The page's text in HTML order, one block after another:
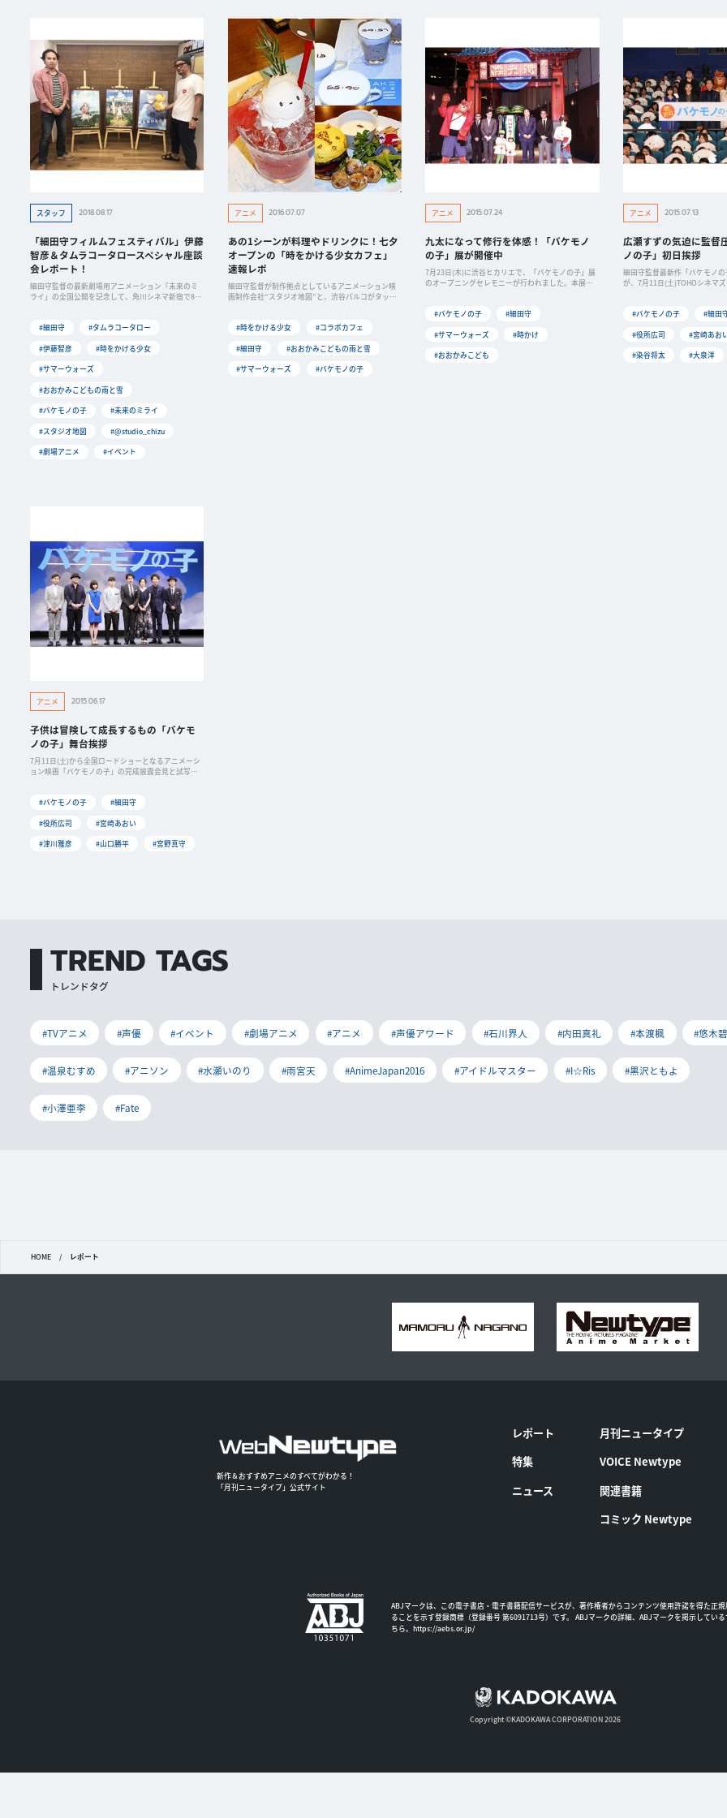
スタッフ 2018.08.17
「細田守フィルムフェスティバル」伊藤
智彦＆タムラコータロースペシャル座談
会レポート！
細田守監督の最新劇場用アニメーション「未来のミ
ライ」の全国公開を記念して、角川シネマ新宿で8月
#細田守
#タムラコータロー
#伊藤智彦
#時をかける少女
#サマーウォーズ
#おおかみこどもの雨と雪
#バケモノの子
#未来のミライ
#スタジオ地図
#@studio_chizu
#劇場アニメ
#イベント
アニメ 2016.07.07
あの1シーンが料理やドリンクに！七夕
オープンの「時をかける少女カフェ」
速報レポ
細田守監督が制作拠点としているアニメーション映
画制作会社“スタジオ地図”と、渋谷パルコがタッグ
#時をかける少女
#コラボカフェ
#細田守
#おおかみこどもの雨と雪
#サマーウォーズ
#バケモノの子
アニメ 2015.07.24
九太になって修行を体感！「バケモノ
の子」展が開催中
7月23日(木)に渋谷ヒカリエで、「バケモノの子」展
のオープニングセレモニーが行われました。本展で
#バケモノの子
#細田守
#サマーウォーズ
#時かけ
#おおかみこども
アニメ 2015.07.13
広瀬すずの気迫に監督
ノの子」初日挨拶
細田守監督最新作「バケモノ
が、7月11日(土)TOHOシネマ
#バケモノの子
#細田
#役所広司
#宮崎あお
#染谷将太
#大泉洋
アニメ 2015.06.17
子供は冒険して成長するもの「バケモ
ノの子」舞台挨拶
7月11日(土)から全国ロードショーとなるアニメーシ
ョン映画「バケモノの子」の完成披露会見と試写会
#バケモノの子
#細田守
#役所広司
#宮崎あおい
#津川雅彦
#山口勝平 #宮野真守
TREND TAGS
トレンドタグ
#TVアニメ #声優 #イベント #劇場アニメ #アニメ #声優アワード #石川界人 #内田真礼 #本渡楓 #悠木碧
#温泉むすめ #アニソン #水瀬いのり #雨宮天 #AnimeJapan2016 #アイドルマスター #I☆Ris #黒沢ともよ
#小澤亜李 #Fate
HOME / レポート
新作＆おすすめアニメのすべてがわかる！
「月刊ニュータイプ」公式サイト
レポート
特集
ニュース
月刊ニュータイプ
VOICE Newtype
関連書籍
コミック Newtype
ABJマークは、この電子書店・電子書籍配信サービスが、著作権者からコンテンツ使用許諾を得た正
ることを示す登録商標（登録番号 第6091713号）です。 ABJマークの詳細、ABJマークを掲示してい
ちら。 https://aebs.or.jp/
Copyright ©KADOKAWA CORPORATION 2026